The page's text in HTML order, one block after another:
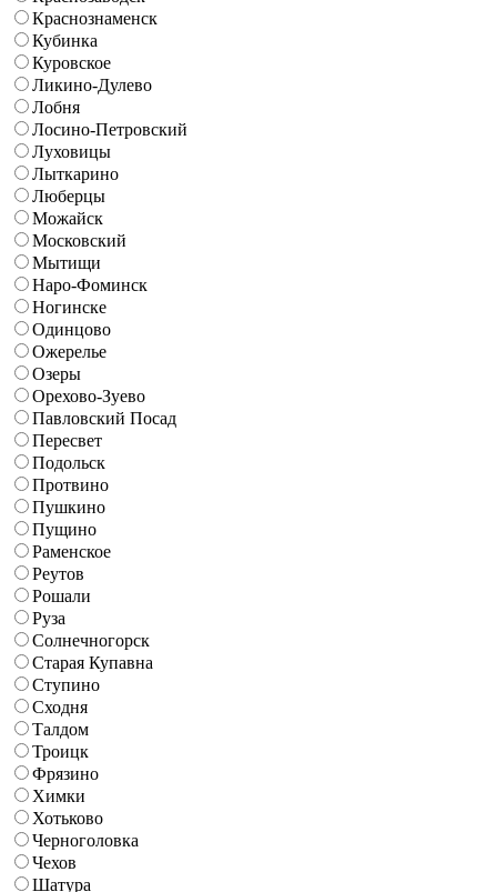
Краснознаменск
Кубинка
Куровское
Ликино-Дулево
Лобня
Лосино-Петровский
Луховицы
Лыткарино
Люберцы
Можайск
Московский
Мытищи
Наро-Фоминск
Ногинске
Одинцово
Ожерелье
Озеры
Орехово-Зуево
Павловский Посад
Пересвет
Подольск
Протвино
Пушкино
Пущино
Раменское
Реутов
Рошали
Руза
Солнечногорск
Старая Купавна
Ступино
Сходня
Талдом
Троицк
Фрязино
Химки
Хотьково
Черноголовка
Чехов
Шатура